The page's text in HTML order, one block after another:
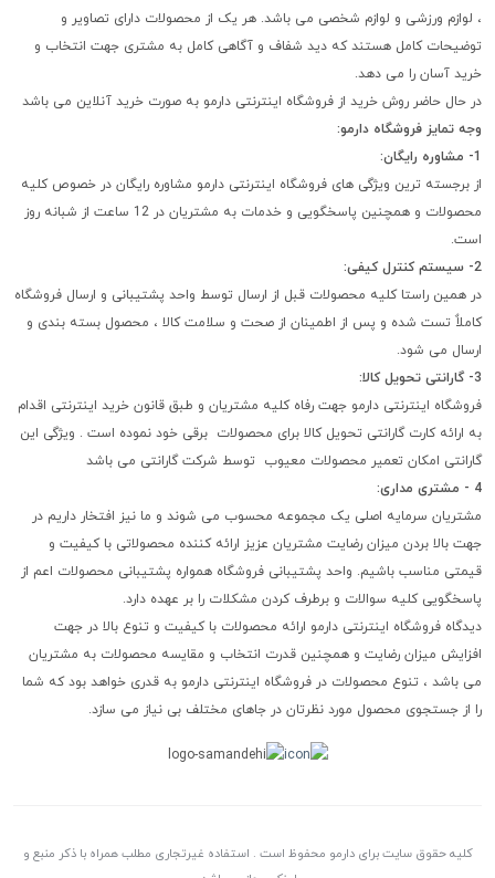
، لوازم ورزشی و لوازم شخصی می باشد. هر یک از محصولات دارای تصاویر و
توضیحات کامل هستند که دید شفاف و آگاهی کامل به مشتری جهت انتخاب و
خرید آسان را می دهد.
در حال حاضر روش خرید از فروشگاه اینترنتی دارمو به صورت خرید آنلاین می باشد
وجه تمایز فروشگاه دارمو:
1- مشاوره رایگان:
از برجسته ترین ویژگی های فروشگاه اینترنتی دارمو مشاوره رایگان در خصوص کلیه
محصولات و همچنین پاسخگویی و خدمات به مشتریان در 12 ساعت از شبانه روز
است.
2- سیستم کنترل کیفی:
در همین راستا کلیه محصولات قبل از ارسال توسط واحد پشتیبانی و ارسال فروشگاه
کاملاٌ تست شده و پس از اطمینان از صحت و سلامت کالا ، محصول بسته بندی و
ارسال می شود.
3- گارانتی تحویل کالا:
فروشگاه اینترنتی دارمو جهت رفاه کلیه مشتریان و طبق قانون خرید اینترنتی اقدام
به ارائه کارت گارانتی تحویل کالا برای محصولات برقی خود نموده است . ویژگی این
گارانتی امکان تعمیر محصولات معیوب توسط شرکت گارانتی می باشد
4 - مشتری مداری:
مشتریان سرمایه اصلی یک مجموعه محسوب می شوند و ما نیز افتخار داریم در
جهت بالا بردن میزان رضایت مشتریان عزیز ارائه کننده محصولاتی با کیفیت و
قیمتی مناسب باشیم. واحد پشتیبانی فروشگاه همواره پشتیبانی محصولات اعم از
پاسخگویی کلیه سوالات و برطرف کردن مشکلات را بر عهده دارد.
دیدگاه فروشگاه اینترنتی دارمو ارائه محصولات با کیفیت و تنوع بالا در جهت
افزایش میزان رضایت و همچنین قدرت انتخاب و مقایسه محصولات به مشتریان
می باشد ، تنوع محصولات در فروشگاه اینترنتی دارمو به قدری خواهد بود که شما
را از جستجوی محصول مورد نظرتان در جاهای مختلف بی نیاز می سازد.
کلیه حقوق سایت برای دارمو محفوظ است . استفاده غیرتجاری مطلب همراه با ذکر منبع و